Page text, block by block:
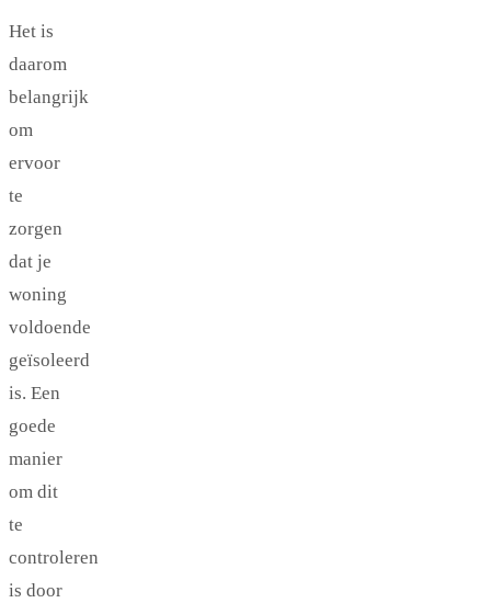
Het is
daarom
belangrijk
om
ervoor
te
zorgen
dat je
woning
voldoende
geïsoleerd
is. Een
goede
manier
om dit
te
controleren
is door